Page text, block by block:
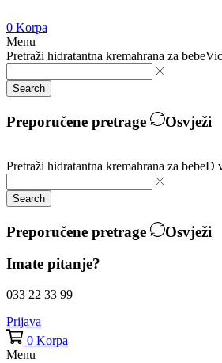
0 Korpa
Menu
Pretraži hidratantna kremahrana za bebe
Search
Preporučene pretrage Osvježi
Pretraži hidratantna kremahrana za bebeD
Search
Preporučene pretrage
Osvježi
Imate pitanje?
033 22 33 99
Prijava
0 Korpa
Menu